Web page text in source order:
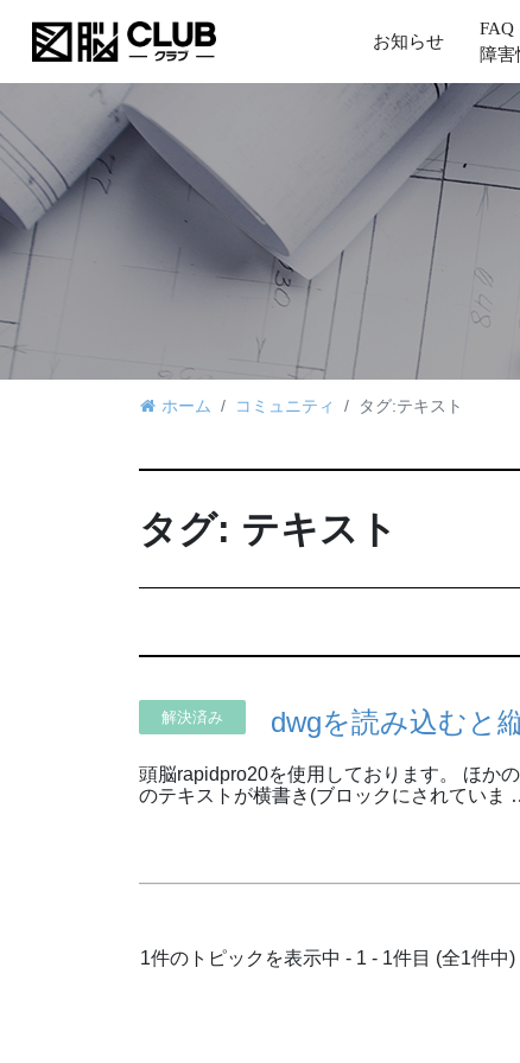
お知らせ
FAQ
障害
ホーム コミュニティ タグ:テキスト
タグ: テキスト
解決済み dwgを読み込むと
頭脳rapidpro20を使用しております。 ほか
のテキストが横書き(ブロックにされていま
1件のトピックを表示中 - 1 - 1件目 (全1件中)